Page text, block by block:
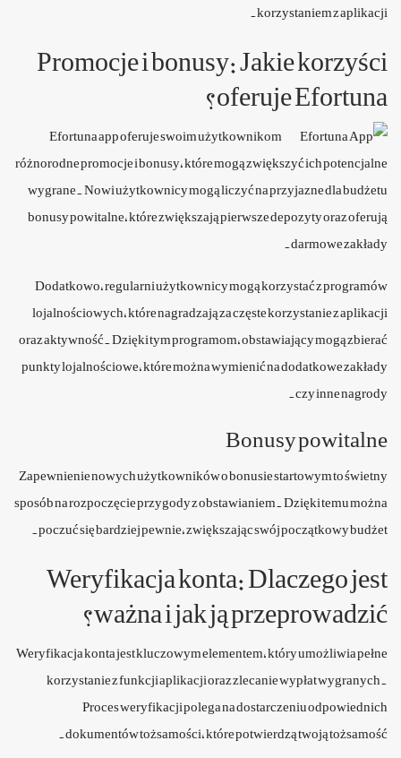
korzystaniem z aplikacji.
Promocje i bonusy: Jakie korzyści
oferuje Efortuna?
Efortuna app oferuje swoim użytkownikom
różnorodne promocje i bonusy, które mogą zwiększyć ich potencjalne
wygrane. Nowi użytkownicy mogą liczyć na przyjazne dla budżetu
bonusy powitalne, które zwiększają pierwsze depozyty oraz oferują
darmowe zakłady.
Dodatkowo, regularni użytkownicy mogą korzystać z programów
lojalnościowych, które nagradzają za częste korzystanie z aplikacji
oraz aktywność. Dzięki tym programom, obstawiający mogą zbierać
punkty lojalnościowe, które można wymienić na dodatkowe zakłady
czy inne nagrody.
Bonusy powitalne
Zapewnienie nowych użytkowników o bonusie startowym to świetny
sposób na rozpoczęcie przygody z obstawianiem. Dzięki temu można
poczuć się bardziej pewnie, zwiększając swój początkowy budżet.
Weryfikacja konta: Dlaczego jest
ważna i jak ją przeprowadzić?
Weryfikacja konta jest kluczowym elementem, który umożliwia pełne
korzystanie z funkcji aplikacji oraz zlecanie wypłat wygranych.
Proces weryfikacji polega na dostarczeniu odpowiednich
dokumentów tożsamości, które potwierdzą twoją tożsamość.